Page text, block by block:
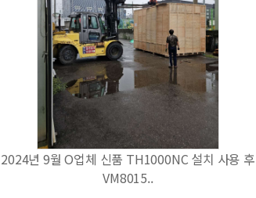
2024년 9월 O업체 신품 TH1000NC 설치 사용 후
VM8015..